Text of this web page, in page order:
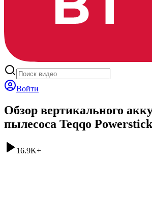
Войти
Обзор вертикального
пылесоса Teqqo
16.9K+